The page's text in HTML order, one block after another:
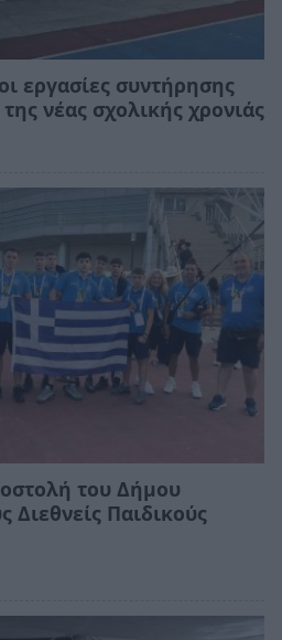
εργασίες συντήρησης
νέας σχολικής χρονιάς
του Δήμου
Διεθνείς Παιδικούς